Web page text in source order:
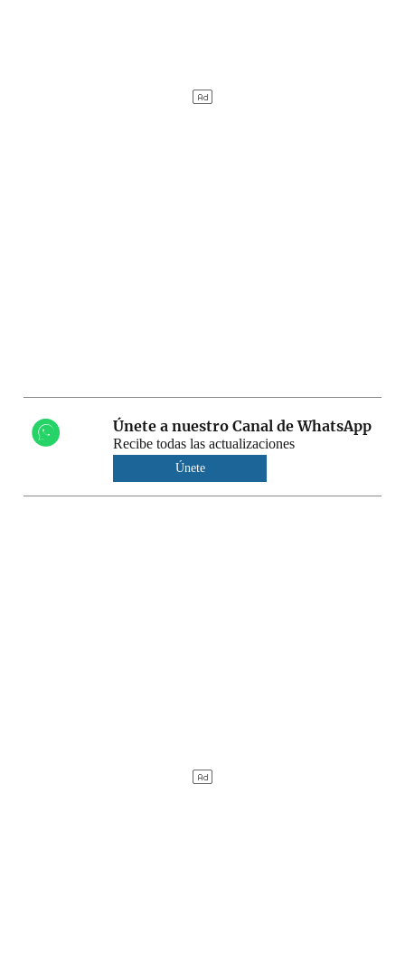
Únete a nuestro Canal de WhatsApp
Recibe todas las actualizaciones
Únete